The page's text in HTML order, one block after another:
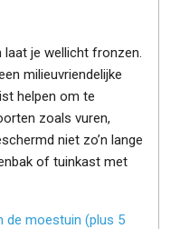
je wellicht fronzen.
milieuvriendelijke
helpen om te
zoals vuren,
niet zo’n lange
of tuinkast met
de moestuin (plus 5